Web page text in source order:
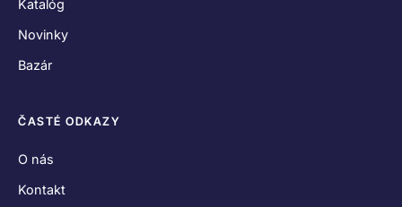
Katalóg
Novinky
Bazár
ČASTÉ ODKAZY
O nás
Kontakt